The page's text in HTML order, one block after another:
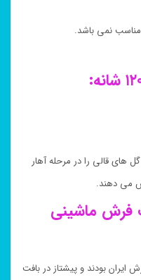
مناسب نمی باشد.
قالی را در مرحله آهار
می دهند.
فرش ماشینی
بودند و پیشتاز در بافت